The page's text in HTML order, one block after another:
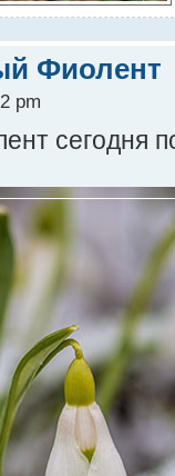
Фиолент
pm
сегодня